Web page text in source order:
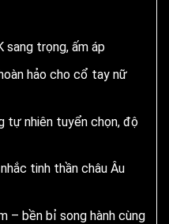
sang trọng, ấm áp
hảo cho cổ tay nữ
tự nhiên tuyển chọn, độ
tinh thần châu Âu
– bền bỉ song hành cùng